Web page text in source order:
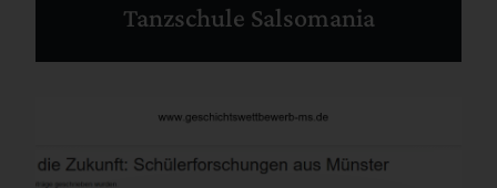
Tanzschule Salsomania